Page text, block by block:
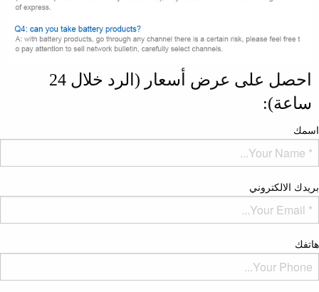
احصل على عرض أسعار (الرد خلال 24
ساعة):
اسمك
بريدك الالكتروني
هاتفك